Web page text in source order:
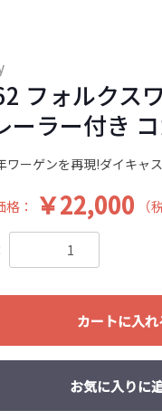
フォルクス
ーラー付き
ワーゲンを再現!ダイキャス
： ￥22,000 （
カートに入れ
お気に入りに